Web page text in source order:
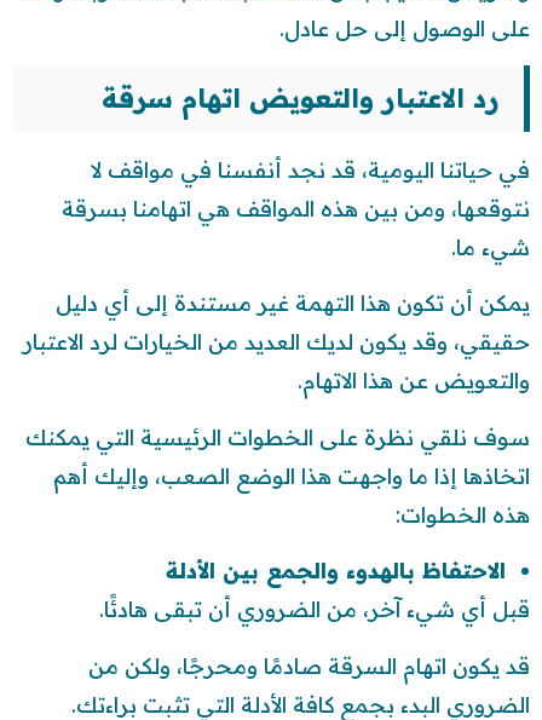
على الوصول إلى حل عادل.
رد الاعتبار والتعويض اتهام سرقة
في حياتنا اليومية، قد نجد أنفسنا في مواقف لا
نتوقعها، ومن بين هذه المواقف هي اتهامنا بسرقة
شيء ما.
يمكن أن تكون هذا التهمة غير مستندة إلى أي دليل
حقيقي، وقد يكون لديك العديد من الخيارات لرد الاعتبار
والتعويض عن هذا الاتهام.
سوف نلقي نظرة على الخطوات الرئيسية التي يمكنك
اتخاذها إذا ما واجهت هذا الوضع الصعب، وإليك أهم
هذه الخطوات:
الاحتفاظ بالهدوء والجمع بين الأدلة
قبل أي شيء آخر، من الضروري أن تبقى هادئًا.
قد يكون اتهام السرقة صادمًا ومحرجًا، ولكن من
الضروري البدء بجمع كافة الأدلة التي تثبت براءتك.